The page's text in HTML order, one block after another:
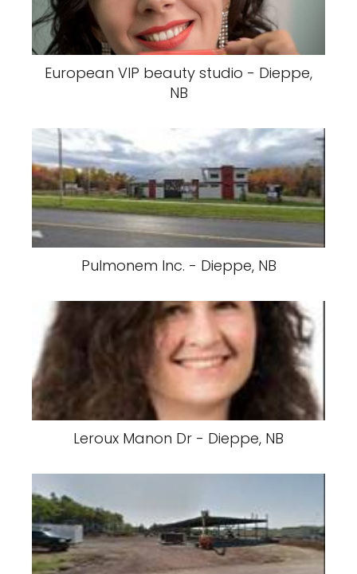
European VIP beauty studio - Dieppe,
NB
Pulmonem Inc. - Dieppe, NB
Leroux Manon Dr - Dieppe, NB